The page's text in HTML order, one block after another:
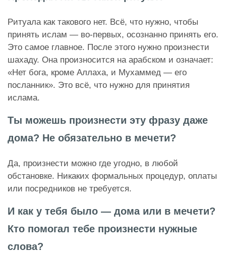
Ритуала как такового нет. Всё, что нужно, чтобы
принять ислам — во-первых, осознанно принять его.
Это самое главное. После этого нужно произнести
шахаду. Она произносится на арабском и означает:
«Нет бога, кроме Аллаха, и Мухаммед — его
посланник». Это всё, что нужно для принятия
ислама.
Ты можешь произнести эту фразу даже
дома? Не обязательно в мечети?
Да, произнести можно где угодно, в любой
обстановке. Никаких формальных процедур, оплаты
или посредников не требуется.
И как у тебя было — дома или в мечети?
Кто помогал тебе произнести нужные
слова?